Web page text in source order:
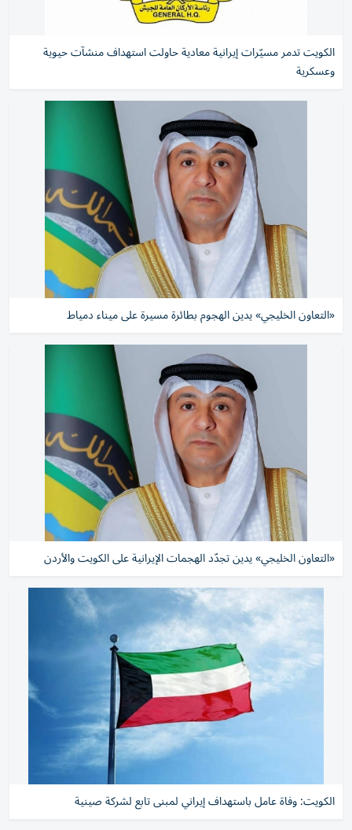
الكويت تدمر مسيّرات إيرانية معادية حاولت استهداف منشآت حيوية
وعسكرية
«التعاون الخليجي» يدين الهجوم بطائرة مسيرة على ميناء دمياط
«التعاون الخليجي» يدين تجدّد الهجمات الإيرانية على الكويت والأردن
الكويت: وفاة عامل باستهداف إيراني لمبنى تابع لشركة صينية